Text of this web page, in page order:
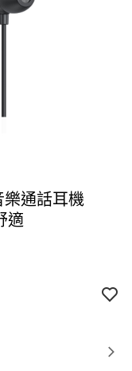
樂通話耳機
適